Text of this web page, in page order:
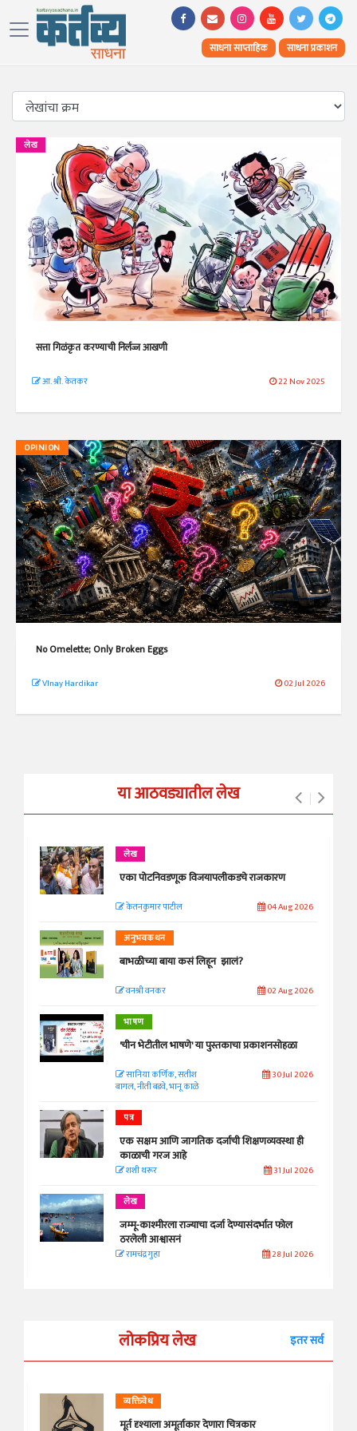
साधना साप्ताहिक साधना प्रकाशन
लेख
सत्ता गिळंकृत करण्याची निर्लज्ज आखणी
आ. श्री. केतकर 22 Nov 2025
OPINION
No Omelette; Only Broken Eggs
VInay Hardikar 02 Jul 2026
या आठवड्यातील लेख
लेख
एका पोटनिवडणूक विजयापलीकडचे राजकारण
केतनकुमार पाटील 04 Aug 2026
अनुभवकथन
बाभळीच्या बाया कसं लिहून झालं?
वनश्री वनकर 02 Aug 2026
भाषण
'चीन भेटीतील भाषणे' या पुस्तकाचा प्रकाशनसोहळा
सानिया कर्णिक, सतीश
बागल, नीती बडवे, भानू काळे
30 Jul 2026
पत्र
एक सक्षम आणि जागतिक दर्जाची शिक्षणव्यवस्था ही
काळाची गरज आहे
शशी थरूर 31 Jul 2026
लेख
जम्मू-काश्मीरला राज्याचा दर्जा देण्यासंदर्भात फोल
ठरलेली आश्वासनं
रामचंद्र गुहा 28 Jul 2026
लोकप्रिय लेख इतर सर्व
व्यक्तिवेध
मूर्त दृश्याला अमूर्ताकार देणारा चित्रकार